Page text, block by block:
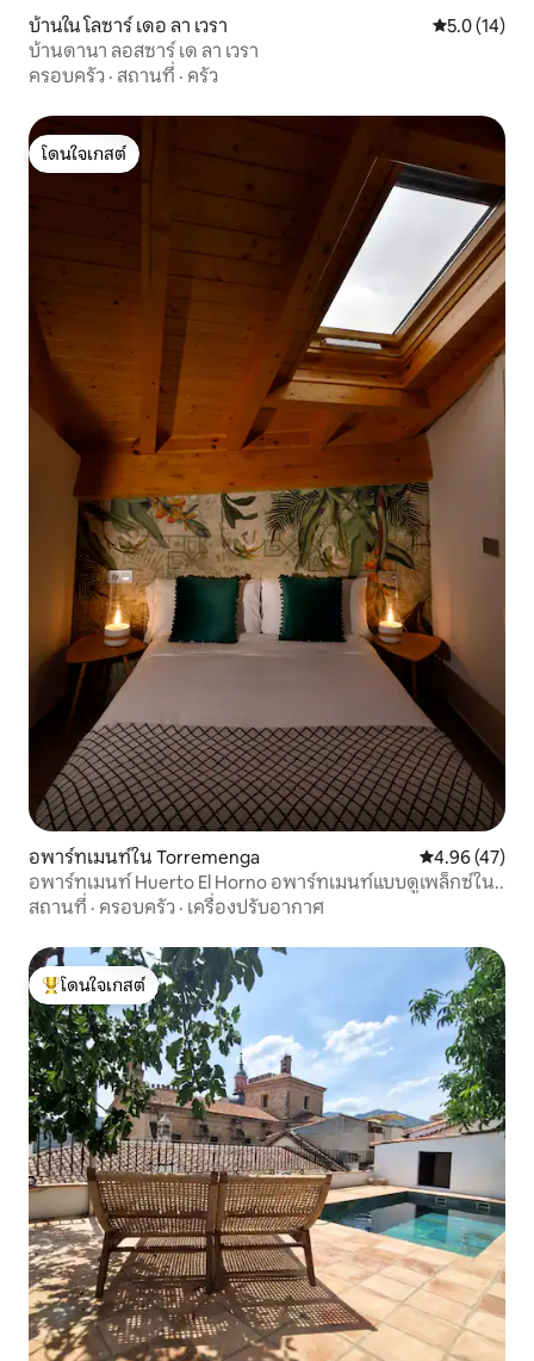
บ้านใน โลซาร์ เดอ ลา เวรา คะแนนเฉลี่ย
5.0 (14)
บ้านดานา ลอสซาร์ เด ลา เวรา
ครอบครัว · สถานที่ · ครัว
โดนใจเกสต์
โดนใจเกสต์
อพาร์ทเมนท์ใน Torremenga คะแนนเฉลี่ย
4.96 (47)
อพาร์ทเมนท์ Huerto El Horno อพาร์ทเมนท์แบบดูเพล็กซ์ใน...
สถานที่ · ครอบครัว · เครื่องปรับอากาศ
โดนใจเกสต์ที่สุด
โดนใจเกสต์